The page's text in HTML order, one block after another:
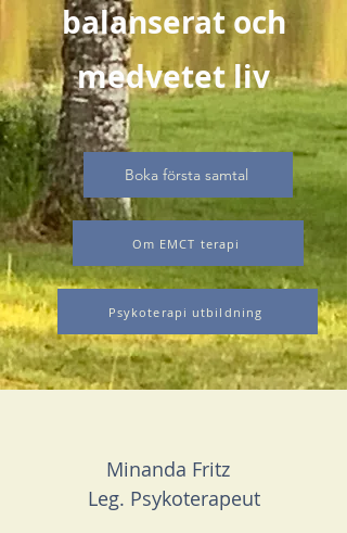
balanserat och
medvetet liv
Boka första samtal
Om EMCT terapi
Psykoterapi utbildning
Minanda Fritz
Leg. Psykoterapeut